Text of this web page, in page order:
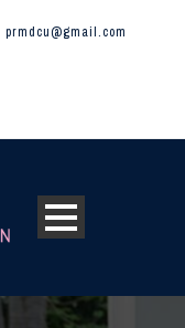
prmdcu@gmail.com